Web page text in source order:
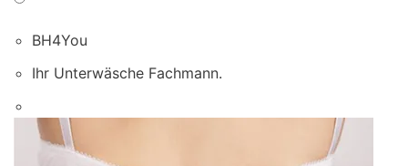
BH4You
Ihr Unterwäsche Fachmann.